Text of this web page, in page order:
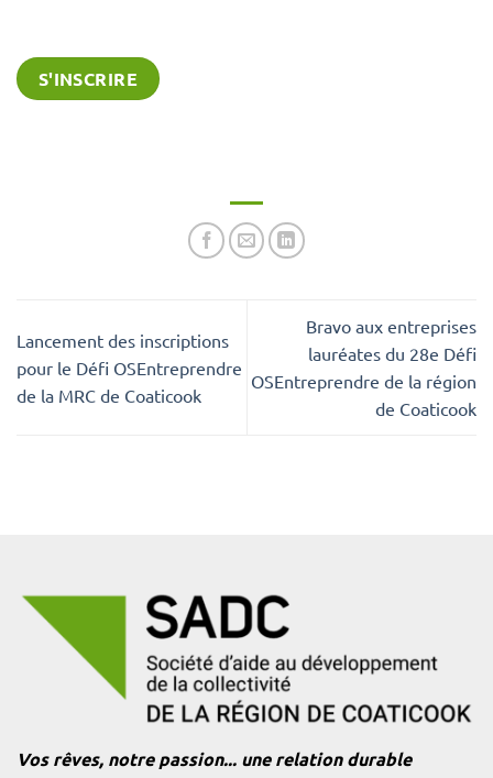
S'INSCRIRE
Lancement des inscriptions
pour le Défi OSEntreprendre
de la MRC de Coaticook
Bravo aux entreprises
lauréates du 28e Défi
OSEntreprendre de la région
de Coaticook
Vos rêves, notre passion... une relation durable